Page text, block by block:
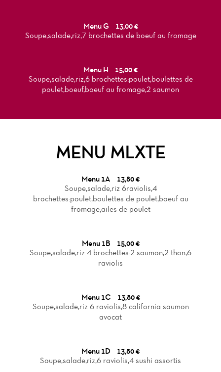
Menu G
13,00 €
Soupe,salade,riz,7 brochettes de boeuf au fromage
Menu H
15,00 €
Soupe,salade,riz,6 brochettes:poulet,boulettes de
poulet,boeuf,boeuf au fromage,2 saumon
MENU MLXTE
Menu 1A
13,80 €
Soupe,salade,riz 6raviolis,4
brochettes:poulet,boulettes de poulet,boeuf au
fromage,ailes de poulet
Menu 1B
15,00 €
Soupe,salade,riz 4 brochettes:2 saumon,2 thon,6
raviolis
Menu 1C
13,80 €
Soupe,salade,riz 6 raviolis,8 california saumon
avocat
Menu 1D
13,80 €
Soupe,salade,riz,6 raviolis,4 sushi assortis